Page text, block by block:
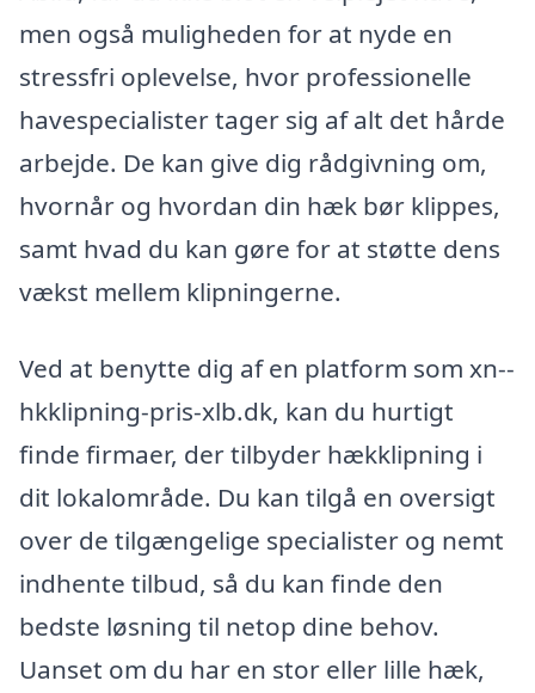
men også muligheden for at nyde en
stressfri oplevelse, hvor professionelle
havespecialister tager sig af alt det hårde
arbejde. De kan give dig rådgivning om,
hvornår og hvordan din hæk bør klippes,
samt hvad du kan gøre for at støtte dens
vækst mellem klipningerne.
Ved at benytte dig af en platform som xn--
hkklipning-pris-xlb.dk, kan du hurtigt
finde firmaer, der tilbyder hækklipning i
dit lokalområde. Du kan tilgå en oversigt
over de tilgængelige specialister og nemt
indhente tilbud, så du kan finde den
bedste løsning til netop dine behov.
Uanset om du har en stor eller lille hæk,